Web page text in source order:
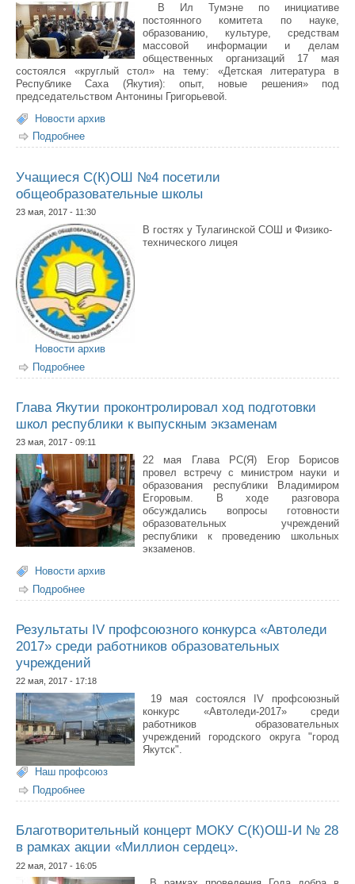
В Ил Тумэне по инициативе
постоянного комитета по науке,
образованию, культуре, средствам
массовой информации и делам
общественных организаций 17 мая
состоялся «круглый стол» на тему: «Детская литература в
Республике Саха (Якутия): опыт, новые решения» под
председательством Антонины Григорьевой.
Новости архив
Подробнее
опыт, новые решения
Учащиеся С(К)ОШ №4 посетили
общеобразовательные школы
23 мая, 2017 - 11:30
В гостях у Тулагинской СОШ и Физико-
технического лицея
Новости архив
Подробнее
общеобразовательные школы
Глава Якутии проконтролировал ход подготовки
школ республики к выпускным экзаменам
23 мая, 2017 - 09:11
22 мая Глава РС(Я) Егор Борисов
провел встречу с министром науки и
образования республики Владимиром
Егоровым. В ходе разговора
обсуждались вопросы готовности
образовательных учреждений
республики к проведению школьных
экзаменов.
Новости архив
Подробнее
республики к выпускным экзаменам
Результаты IV профсоюзного конкурса «Автоледи
2017» среди работников образовательных
учреждений
22 мая, 2017 - 17:18
19 мая состоялся IV профсоюзный
конкурс «Автоледи-2017» среди
работников образовательных
учреждений городского округа "город
Якутск".
Наш профсоюз
Подробнее
2017» среди работников образовательных учреждений
Благотворительный концерт МОКУ С(К)ОШ-И № 28
в рамках акции «Миллион сердец».
22 мая, 2017 - 16:05